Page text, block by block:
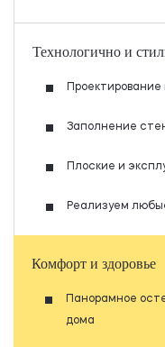
Технологично и
Заполнение
Плоские и
Реализуем
Комфорт и здоровье
Панорамное
дома